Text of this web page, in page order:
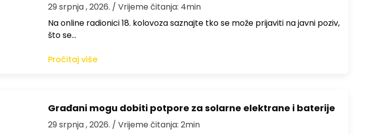
29 srpnja , 2026. / Vrijeme čitanja: 4min
Na online radionici 18. kolovoza saznajte tko se može prijaviti na javni poziv,
što se…
Pročitaj više
Građani mogu dobiti potpore za solarne elektrane i baterije
29 srpnja , 2026. / Vrijeme čitanja: 2min